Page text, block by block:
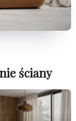
ściany